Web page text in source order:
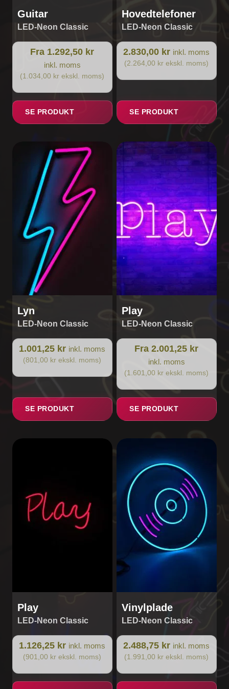
Guitar
LED-Neon Classic
Fra 1.292,50 kr
inkl. moms
(1.034,00 kr ekskl. moms)
SE PRODUKT
Hovedtelefoner
LED-Neon Classic
2.830,00 kr inkl. moms
(2.264,00 kr ekskl. moms)
SE PRODUKT
Lyn
LED-Neon Classic
1.001,25 kr inkl. moms
(801,00 kr ekskl. moms)
SE PRODUKT
Play
LED-Neon Classic
Fra 2.001,25 kr
inkl. moms
(1.601,00 kr ekskl. moms)
SE PRODUKT
Dette
vare
har
flere
varianter.
Mulighederne
kan
vælges
på
varesiden
Play
LED-Neon Classic
1.126,25 kr inkl. moms
(901,00 kr ekskl. moms)
Vinylplade
LED-Neon Classic
2.488,75 kr inkl. moms
(1.991,00 kr ekskl. moms)